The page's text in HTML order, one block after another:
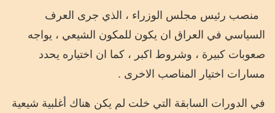
منصب رئيس مجلس الوزراء ، الذي جرى العرف
السياسي في العراق ان يكون للمكون الشيعي ، يواجه
صعوبات كبيرة ، وشروط اكبر ، كما ان اختياره يحدد
مسارات اختيار المناصب الاخرى .
في الدورات السابقة التي خلت لم يكن هناك أغلبية شيعية